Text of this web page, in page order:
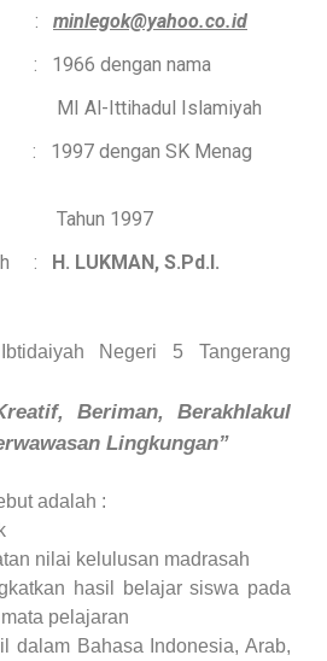
: minlegok@yahoo.co.id
dengan nama
Islamiyah
1997 dengan SK Menag
1997
: H. LUKMAN, S.Pd.I.
Negeri 5 Tangerang
Beriman, Berakhlakul
Lingkungan”
adalah :
nilai kelulusan madrasah
kan hasil
belajar siswa pada
pelajaran
dalam Bahasa Indonesia, Arab,